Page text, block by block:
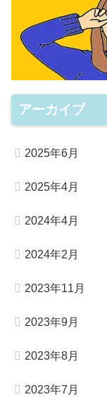
アーカイブ
2025年6月
2025年4月
2024年4月
2024年2月
2023年11月
2023年9月
2023年8月
2023年7月